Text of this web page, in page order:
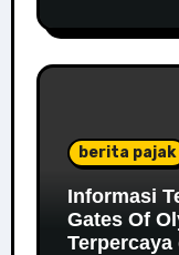
berita pajak
Informasi
Gates Of
Terpercaya